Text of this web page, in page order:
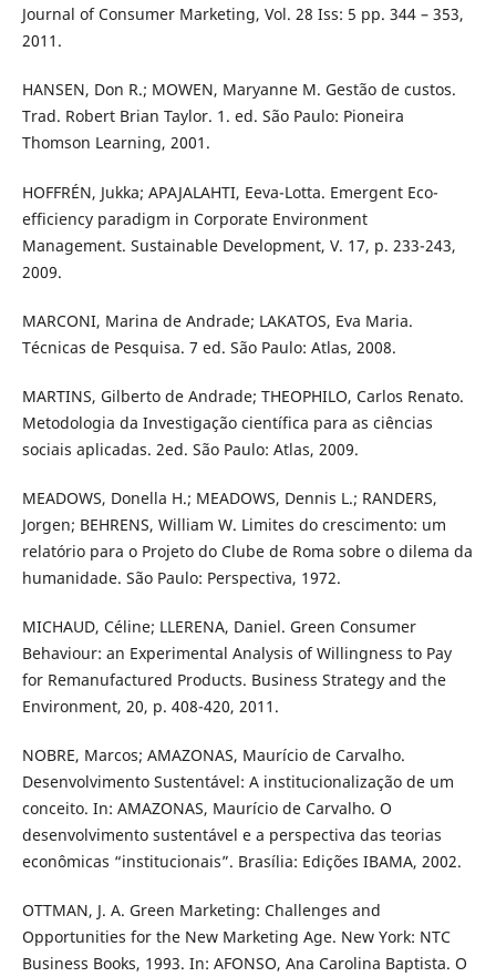
Journal of Consumer Marketing, Vol. 28 Iss: 5 pp. 344 – 353,
2011.
HANSEN, Don R.; MOWEN, Maryanne M. Gestão de custos.
Trad. Robert Brian Taylor. 1. ed. São Paulo: Pioneira
Thomson Learning, 2001.
HOFFRÉN, Jukka; APAJALAHTI, Eeva-Lotta. Emergent Eco-
efficiency paradigm in Corporate Environment
Management. Sustainable Development, V. 17, p. 233-243,
2009.
MARCONI, Marina de Andrade; LAKATOS, Eva Maria.
Técnicas de Pesquisa. 7 ed. São Paulo: Atlas, 2008.
MARTINS, Gilberto de Andrade; THEOPHILO, Carlos Renato.
Metodologia da Investigação científica para as ciências
sociais aplicadas. 2ed. São Paulo: Atlas, 2009.
MEADOWS, Donella H.; MEADOWS, Dennis L.; RANDERS,
Jorgen; BEHRENS, William W. Limites do crescimento: um
relatório para o Projeto do Clube de Roma sobre o dilema da
humanidade. São Paulo: Perspectiva, 1972.
MICHAUD, Céline; LLERENA, Daniel. Green Consumer
Behaviour: an Experimental Analysis of Willingness to Pay
for Remanufactured Products. Business Strategy and the
Environment, 20, p. 408-420, 2011.
NOBRE, Marcos; AMAZONAS, Maurício de Carvalho.
Desenvolvimento Sustentável: A institucionalização de um
conceito. In: AMAZONAS, Maurício de Carvalho. O
desenvolvimento sustentável e a perspectiva das teorias
econômicas “institucionais”. Brasília: Edições IBAMA, 2002.
OTTMAN, J. A. Green Marketing: Challenges and
Opportunities for the New Marketing Age. New York: NTC
Business Books, 1993. In: AFONSO, Ana Carolina Baptista. O